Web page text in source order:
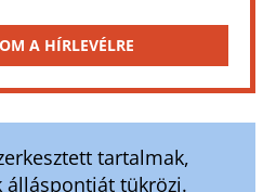
A HÍRLEVÉLRE
tartalmak,
álláspontját tükrözi.